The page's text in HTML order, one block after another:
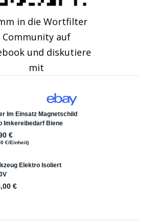
in die Wortfilter
Community auf
und diskutiere
mit